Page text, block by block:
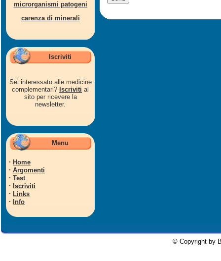
microrganismi patogeni
carenza di minerali
Iscriviti
Sei interessato alle medicine
complementari? Iscriviti al
sito per ricevere la
newsletter.
Menu
· Home
· Argomenti
· Test
· Iscriviti
· Links
· Info
© Copyright by